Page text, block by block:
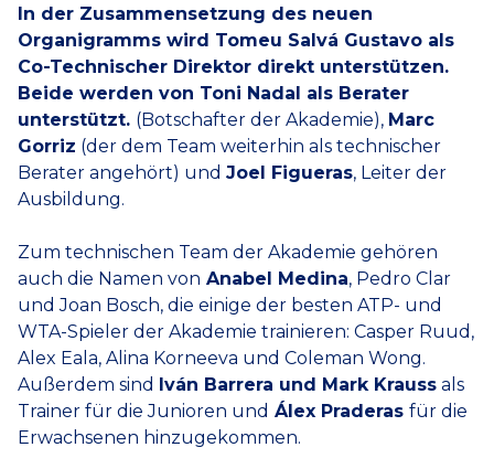
In der Zusammensetzung des neuen
Organigramms wird Tomeu Salvá Gustavo als
Co-Technischer Direktor direkt unterstützen.
Beide werden von Toni Nadal als Berater
unterstützt. (Botschafter der Akademie), Marc
Gorriz (der dem Team weiterhin als technischer
Berater angehört) und Joel Figueras, Leiter der
Ausbildung.
Zum technischen Team der Akademie gehören
auch die Namen von Anabel Medina, Pedro Clar
und Joan Bosch, die einige der besten ATP- und
WTA-Spieler der Akademie trainieren: Casper Ruud,
Alex Eala, Alina Korneeva und Coleman Wong.
Außerdem sind
Iván Barrera und Mark Krauss als
Trainer für die Junioren und Álex Praderas für die
Erwachsenen hinzugekommen.